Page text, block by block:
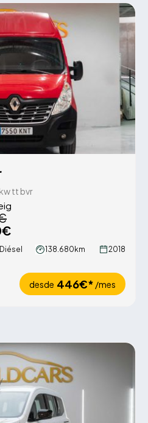
tt bvr
Diésel 138.680km 2018
desde 446€* /mes